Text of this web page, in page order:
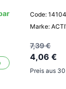
Code:
Marke:
7,39 €
4,06 €
Preis aus